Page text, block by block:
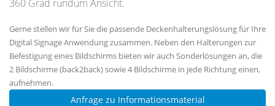
360 Grad rundum Ansicht.
Gerne stellen wir für Sie die passende Deckenhalterungslösung für Ihre
Digital Signage Anwendung zusammen. Neben den Halterungen zur
Befestigung eines Bildschirms bieten wir auch Sonderlösungen an, die
2 Bildschirme (back2back) sowie 4 Bildschirme in jede Richtung einen,
aufnehmen.
Anfrage zu Informationsmaterial